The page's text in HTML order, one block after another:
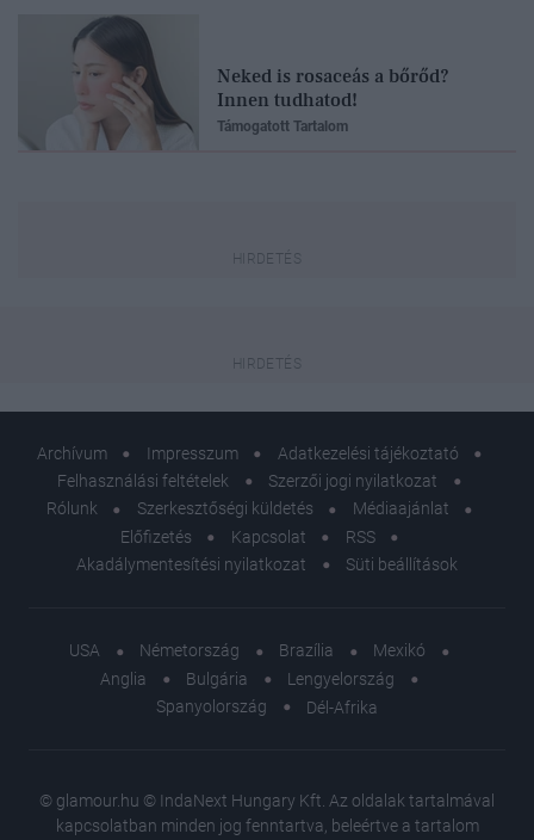
Neked is rosaceás a bőrőd?
Innen tudhatod!
Támogatott Tartalom
Archívum Impresszum
Adatkezelési tájékoztató
Felhasználási feltételek
Szerzői jogi nyilatkozat
Rólunk
Szerkesztőségi küldetés
Médiaajánlat
Előfizetés
Kapcsolat
RSS
Akadálymentesítési nyilatkozat
Süti beállítások
USA Németország Brazília
Mexikó
Anglia
Bulgária
Lengyelország
Spanyolország
Dél-Afrika
© glamour.hu © IndaNext Hungary Kft. Az oldalak tartalmával
kapcsolatban minden jog fenntartva, beleértve a tartalom